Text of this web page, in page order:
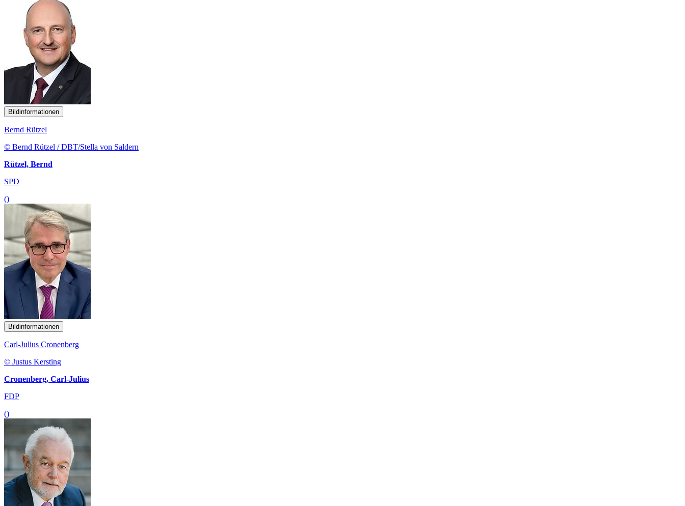
Bildinformationen
Bernd Rützel
© Bernd Rützel / DBT/Stella von Saldern
Rützel, Bernd
SPD
()
Bildinformationen
Carl-Julius Cronenberg
© Justus Kersting
Cronenberg, Carl-Julius
FDP
()